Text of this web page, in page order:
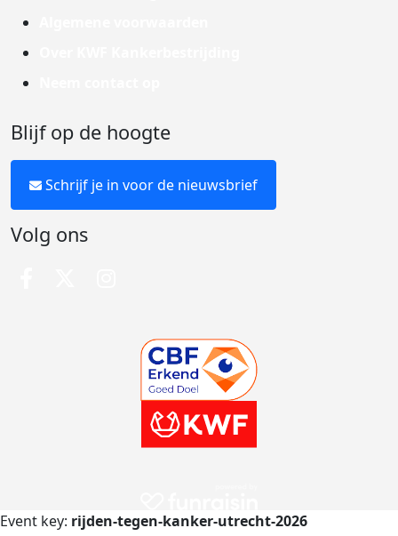
Blijf op de hoogte
Schrijf je in voor de nieuwsbrief
Volg ons
Event key: rijden-tegen-kanker-utrecht-2026